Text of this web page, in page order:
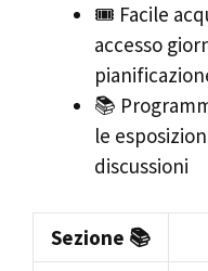
🎟️ Facile
accesso
📚
le
discussioni
Sezione 📚